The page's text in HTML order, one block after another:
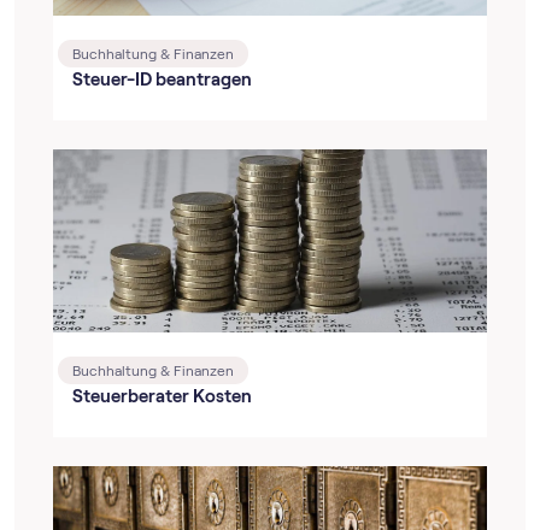
Buchhaltung & Finanzen
Steuer-ID beantragen
Buchhaltung & Finanzen
Steuerberater Kosten